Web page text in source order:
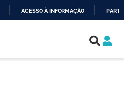
ACESSO À INFORMAÇÃO